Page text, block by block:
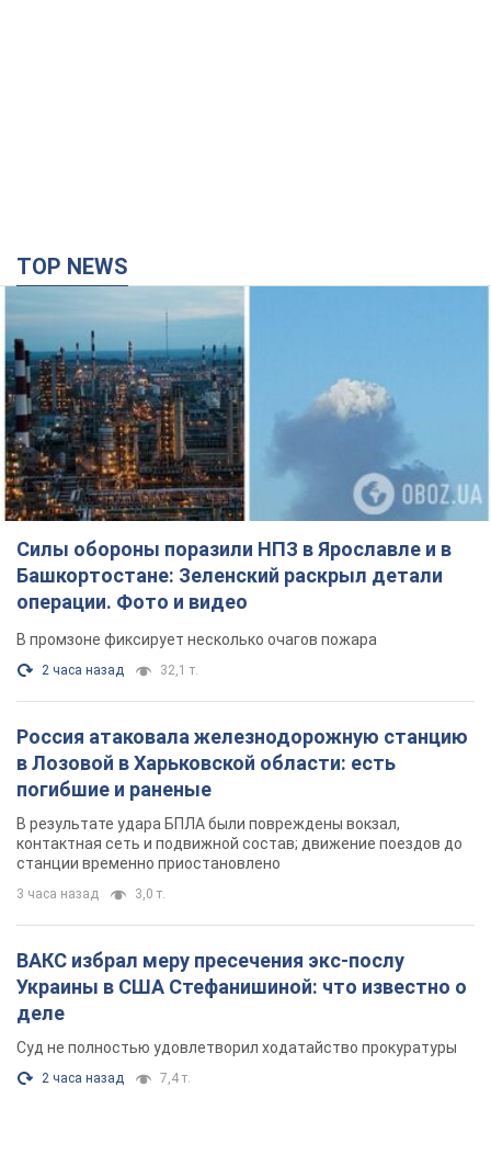
TOP NEWS
Силы обороны поразили НПЗ в Ярославле и в
Башкортостане: Зеленский раскрыл детали
операции. Фото и видео
В промзоне фиксирует несколько очагов пожара
2 часа назад 32,1 т.
Россия атаковала железнодорожную станцию
в Лозовой в Харьковской области: есть
погибшие и раненые
В результате удара БПЛА были повреждены вокзал,
контактная сеть и подвижной состав; движение поездов до
станции временно приостановлено
3 часа назад 3,0 т.
ВАКС избрал меру пресечения экс-послу
Украины в США Стефанишиной: что известно о
деле
Суд не полностью удовлетворил ходатайство прокуратуры
2 часа назад 7,4 т.